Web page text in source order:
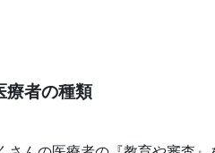
療者の種類